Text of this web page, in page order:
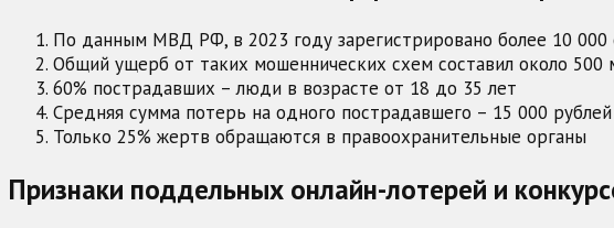
По данным МВД РФ, в 2023 году зарегистрировано более 10 000
Общий ущерб от таких мошеннических схем составил около 500
60% пострадавших – люди в возрасте от 18 до 35 лет
Средняя сумма потерь на одного пострадавшего – 15 000 рублей
Только 25% жертв обращаются в правоохранительные органы
Признаки поддельных онлайн-лотерей и